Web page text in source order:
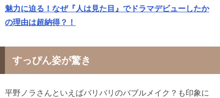
魅力に迫る！なぜ『人は見た目』でドラマデビューしたか
の理由は超納得？！
すっぴん姿が驚き
平野ノラさんといえばバリバリのバブルメイク？も印象に